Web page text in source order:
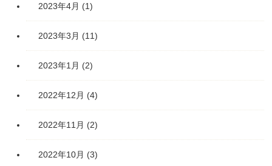
2023年4月 (1)
2023年3月 (11)
2023年1月 (2)
2022年12月 (4)
2022年11月 (2)
2022年10月 (3)